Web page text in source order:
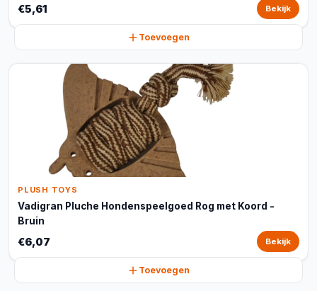
€5,61 Bekijk
Toevoegen
PLUSH TOYS
Vadigran Pluche Hondenspeelgoed Rog met Koord -
Bruin
€6,07 Bekijk
Toevoegen